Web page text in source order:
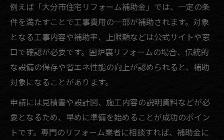
例えば「大分市住宅リフォーム補助金」では、一定の条
件を満たすことで工事費用の一部が補助されます。対象
となる工事内容や補助率、上限額などは公式サイトや窓
口で確認が必要です。囲炉裏リフォームの場合、伝統的
な設備の保存や省エネ性能の向上が認められると、補助
対象になることがあります。
申請には見積書や設計図、施工内容の説明資料などが必
要となるため、早めに準備を始めることが成功のポイン
トです。専門のリフォーム業者に相談すれば、補助金に